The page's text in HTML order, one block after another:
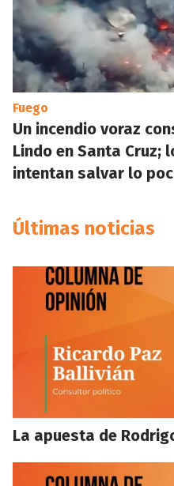
Fuego
Un incendio voraz
Lindo en Santa Cruz;
intentan salvar lo
Últimas noticias
La apuesta de